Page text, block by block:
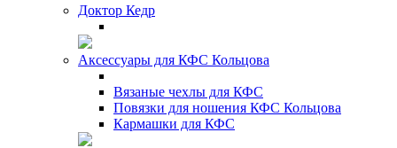
Доктор Кедр
Аксессуары для КФС Кольцова
Вязаные чехлы для КФС
Повязки для ношения КФС Кольцова
Кармашки для КФС